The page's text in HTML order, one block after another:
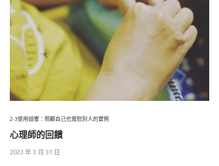
2-3使用迴響：照顧自己也寬慰別人的實例
心理師的回饋
2023 年 3 月 31 日